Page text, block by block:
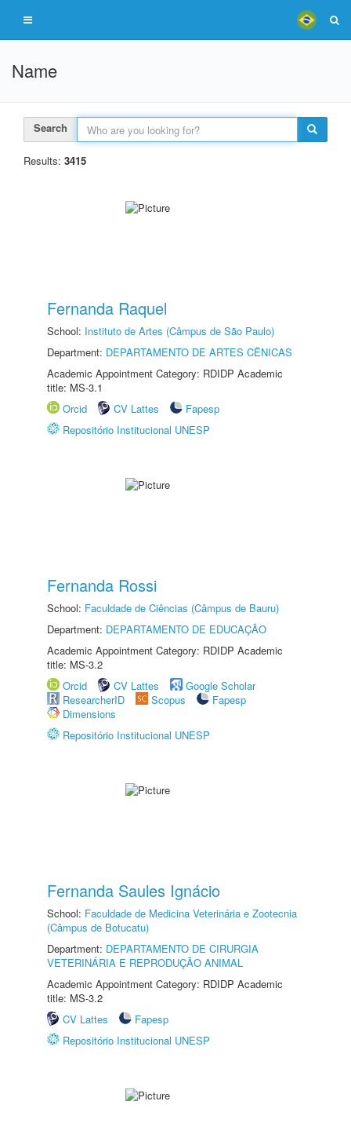
Name
Search
Results: 3415
Fernanda Raquel
School: Instituto de Artes (Câmpus de São Paulo)
Department: DEPARTAMENTO DE ARTES CÊNICAS
Academic Appointment Category: RDIDP Academic
title: MS-3.1
Orcid
CV Lattes
Fapesp
Repositório Institucional UNESP
Fernanda Rossi
School: Faculdade de Ciências (Câmpus de Bauru)
Department: DEPARTAMENTO DE EDUCAÇÃO
Academic Appointment Category: RDIDP Academic
title: MS-3.2
Orcid
CV Lattes
Google Scholar
ResearcherID
Scopus
Fapesp
Dimensions
Repositório Institucional UNESP
Fernanda Saules Ignácio
School: Faculdade de Medicina Veterinária e Zootecnia
(Câmpus de Botucatu)
Department: DEPARTAMENTO DE CIRURGIA
VETERINÁRIA E REPRODUÇÃO ANIMAL
Academic Appointment Category: RDIDP Academic
title: MS-3.2
CV Lattes
Fapesp
Repositório Institucional UNESP